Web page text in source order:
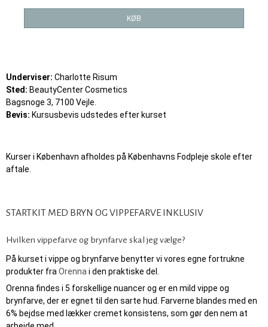
KØB
Underviser: Charlotte Risum
Sted: BeautyCenter Cosmetics
Bagsnoge 3, 7100 Vejle.
Bevis: Kursusbevis udstedes efter kurset
Kurser i København afholdes på Københavns Fodpleje skole efter
aftale.
STARTKIT MED BRYN OG VIPPEFARVE INKLUSIV
Hvilken vippefarve og brynfarve skal jeg vælge?
På kurset i vippe og brynfarve benytter vi vores egne fortrukne
produkter fraOrennai den praktiske del.
Orenna findes i 5 forskellige nuancer og er en mild vippe og
brynfarve, der er egnet til den sarte hud. Farverne blandes med en
6% bejdse med lækker cremet konsistens, som gør den nem at